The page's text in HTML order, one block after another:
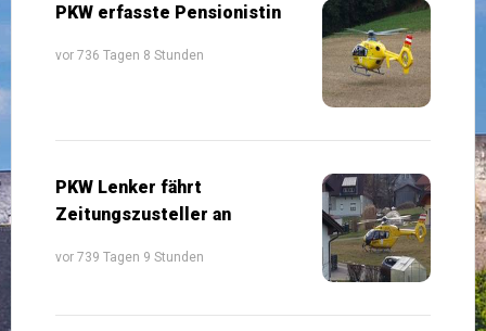
PKW erfasste Pensionistin
vor 736 Tagen 8 Stunden
PKW Lenker fährt
Zeitungszusteller an
vor 739 Tagen 9 Stunden